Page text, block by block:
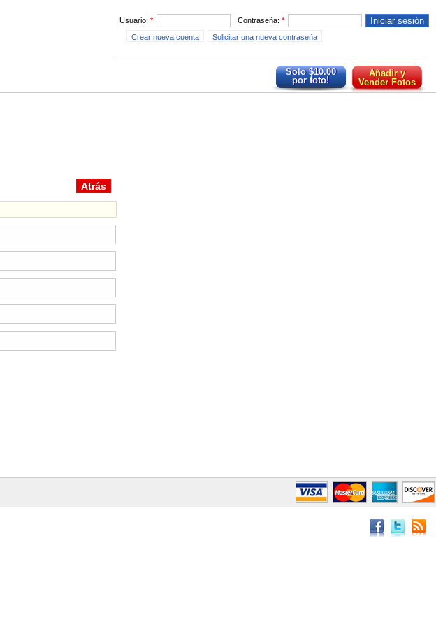
Usuario: * Contraseña: *
Crear nueva cuenta
Solicitar una nueva contraseña
Añadir y
Vender Fotos
Solo $10.00
por foto!